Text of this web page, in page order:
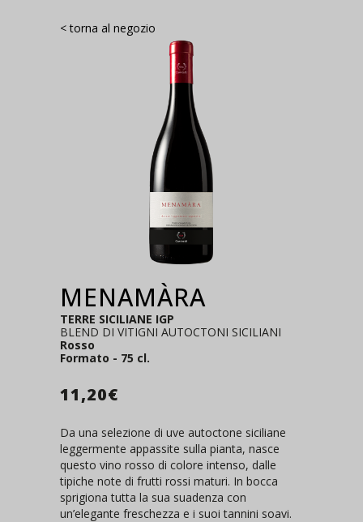
< torna al negozio
MENAMÀRA
TERRE SICILIANE IGP
BLEND DI VITIGNI AUTOCTONI SICILIANI
Rosso
Formato - 75 cl.
11,20€
Da una selezione di uve autoctone siciliane
leggermente appassite sulla pianta, nasce
questo vino rosso di colore intenso, dalle
tipiche note di frutti rossi maturi. In bocca
sprigiona tutta la sua suadenza con
un’elegante freschezza e i suoi tannini soavi.